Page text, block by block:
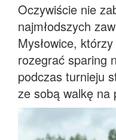
Oczywiście nie
najmłodszych
Mysłowice,
rozegrać sparing
podczas turnieju
ze sobą walkę na